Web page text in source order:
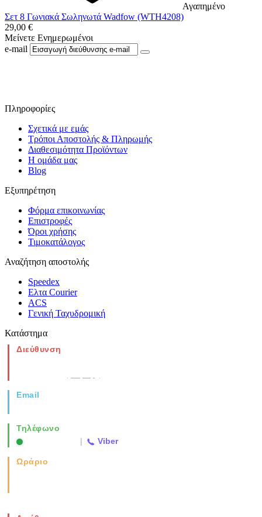
Αγαπημένο
Σετ 8 Γωνιακά Σωληνωτά Wadfow (WTH4208)
29,00 €
Μείνετε Ενημερωμένοι
e-mail
Πληροφορίες
Σχετικά με εμάς
Τρόποι Αποστολής & Πληρωμής
Διαθεσιμότητα Προϊόντων
Η ομάδα μας
Blog
Εξυπηρέτηση
Φόρμα επικοινωνίας
Επιστροφές
Όροι χρήσης
Τιμοκατάλογος
Αναζήτηση αποστολής
Speedex
Ελτα Courier
ACS
Γενική Ταχυδρομική
Κατάστημα
Διεύθυνση
Email
Τηλέφωνο
| Viber
Ωράριο